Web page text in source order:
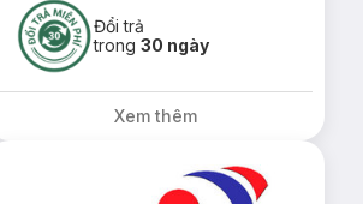
Đổi trả
trong30 ngày
Xem thêm